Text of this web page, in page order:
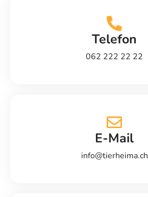
Telefon
062 222 22 22
E-Mail
info@tierheima.ch